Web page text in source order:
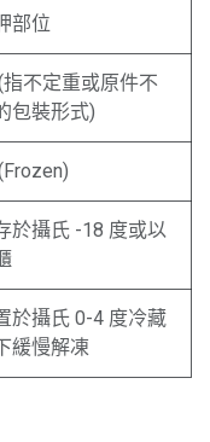
部位
不定重或原件不
包裝形式)
於攝氏 -18 度或以
於攝氏 0-4 度冷藏
緩慢解凍